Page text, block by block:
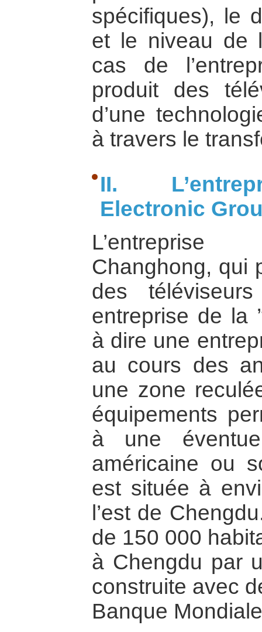
spécifiques), le
et le niveau de
cas de
produit des
d’une
à travers le
II.
Electronic
Changhong, qui
des
entreprise de la
à dire une
au cours des
une zone
équipements
à une
américaine ou
est située à
l’est de
de 150 000
à Chengdu par
construite avec
Banque